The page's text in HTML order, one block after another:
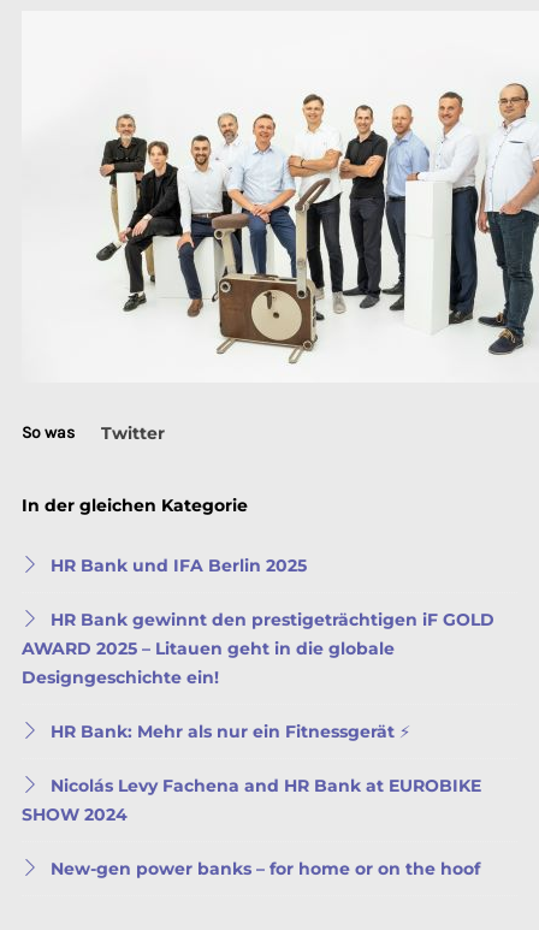
So was Twitter
In der gleichen Kategorie
HR Bank und IFA Berlin 2025
HR Bank gewinnt den prestigeträchtigen iF GOLD
AWARD 2025 – Litauen geht in die globale
Designgeschichte ein!
HR Bank: Mehr als nur ein Fitnessgerät ⚡
Nicolás Levy Fachena and HR Bank at EUROBIKE
SHOW 2024
New-gen power banks – for home or on the hoof